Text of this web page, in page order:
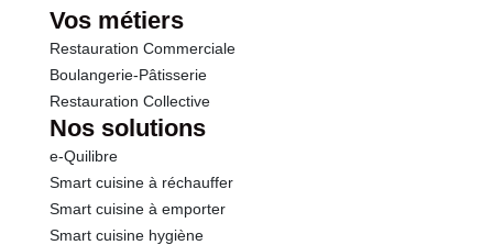
Vos métiers
Restauration Commerciale
Boulangerie-Pâtisserie
Restauration Collective
Nos solutions
e-Quilibre
Smart cuisine à réchauffer
Smart cuisine à emporter
Smart cuisine hygiène